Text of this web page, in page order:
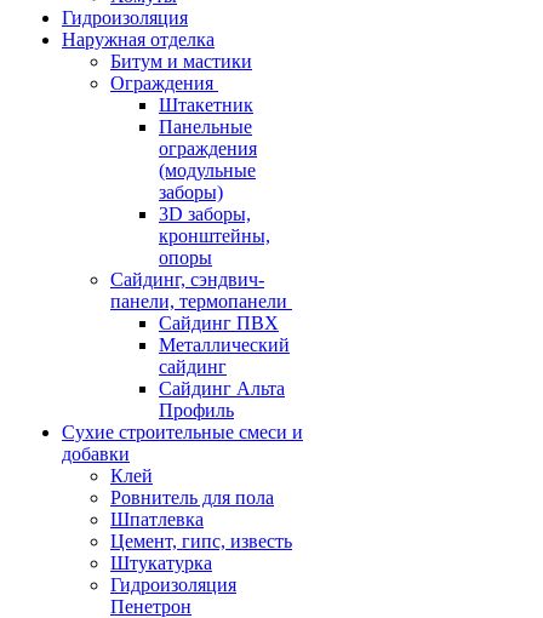
Гидроизоляция
Наружная отделка
Битум и мастики
Ограждения
Штакетник
Панельные
ограждения
(модульные
заборы)
3D заборы,
кронштейны,
опоры
Cайдинг, сэндвич-
панели, термопанели
Сайдинг ПВХ
Металлический
сайдинг
Сайдинг Альта
Профиль
Сухие строительные смеси и
добавки
Клей
Ровнитель для пола
Шпатлевка
Цемент, гипс, известь
Штукатурка
Гидроизоляция
Пенетрон